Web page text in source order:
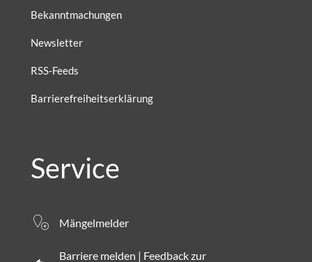
Bekanntmachungen
Newsletter
RSS-Feeds
Barrierefreiheitserklärung
Service
Mängelmelder
Barriere melden | Feedback zur